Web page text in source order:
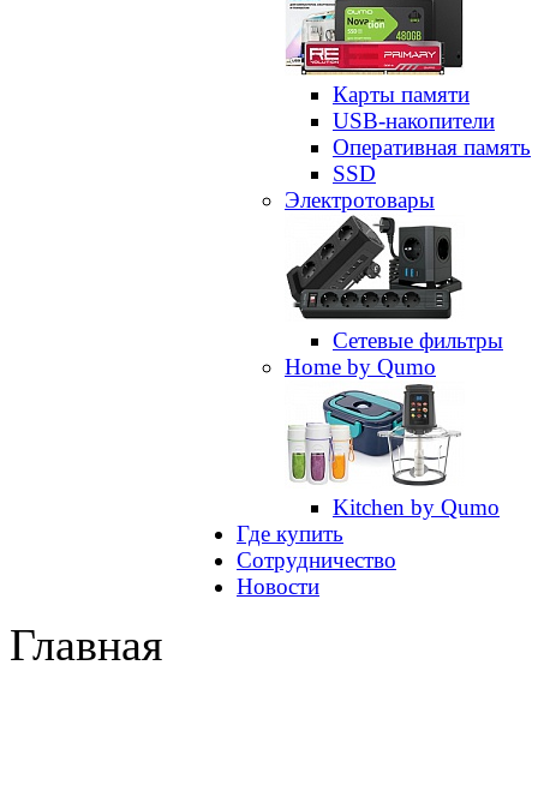
Карты памяти
USB-накопители
Оперативная память
SSD
Электротовары
Сетевые фильтры
Home by Qumo
Kitchen by Qumo
Где купить
Сотрудничество
Новости
Главная